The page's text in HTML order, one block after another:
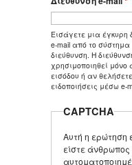
Εισάγετε μια έγκυρη
e-mail από το
διεύθυνση. Η
χρησιμοποιηθεί μόνο
εισόδου ή αν
ειδοποιήσεις μέσω e-
CAPTCHA
Αυτή η ερώτηση
είστε